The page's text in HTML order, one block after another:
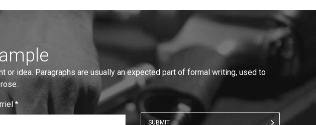
idea. Paragraphs are usually an expected part of formal writing, used to
SUBMIT